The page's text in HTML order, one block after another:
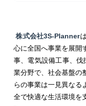
株式会社3S-Planner
心に全国へ事業を展開
事、電気設備工事、
業分野で、社会基盤の
らの事業は一見異なる
全で快適な生活環境を